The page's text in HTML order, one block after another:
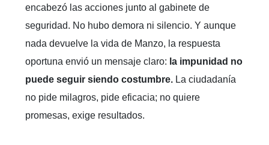
encabezó las acciones junto al gabinete de
seguridad. No hubo demora ni silencio. Y aunque
nada devuelve la vida de Manzo, la respuesta
oportuna envió un mensaje claro: la impunidad no
puede seguir siendo costumbre. La ciudadanía
no pide milagros, pide eficacia; no quiere
promesas, exige resultados.